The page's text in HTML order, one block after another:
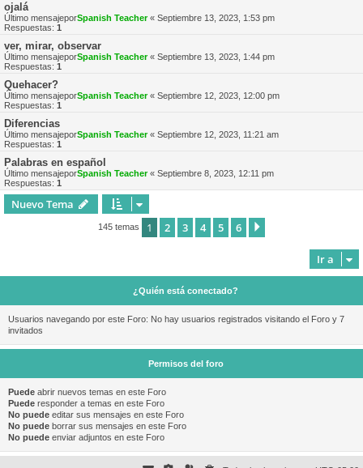
ojalá
Último mensajeporSpanish Teacher« Septiembre 13, 2023, 1:53 pm
Respuestas: 1
ver, mirar, observar
Último mensajeporSpanish Teacher« Septiembre 13, 2023, 1:44 pm
Respuestas: 1
Quehacer?
Último mensajeporSpanish Teacher« Septiembre 12, 2023, 12:00 pm
Respuestas: 1
Diferencias
Último mensajeporSpanish Teacher« Septiembre 12, 2023, 11:21 am
Respuestas: 1
Palabras en español
Último mensajeporSpanish Teacher« Septiembre 8, 2023, 12:11 pm
Respuestas: 1
Nuevo Tema
145 temas 1 2 3 4 5 6
Ir a
¿Quién está conectado?
Usuarios navegando por este Foro: No hay usuarios registrados visitando el Foro y 7
invitados
Permisos del foro
Puede abrir nuevos temas en este Foro
Puede responder a temas en este Foro
No puede editar sus mensajes en este Foro
No puede borrar sus mensajes en este Foro
No puede enviar adjuntos en este Foro